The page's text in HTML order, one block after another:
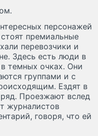
персонажей
премиальные
перевозчики и
Здесь есть люди в
темных очках. Они
группами и с
Ездят в
Проезжают вслед
журналистов
говоря, что ей